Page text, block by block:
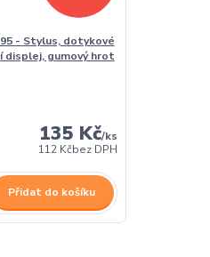
- Stylus, dotykové
displej, gumový hrot
135 Kč/ks
112 Kčbez DPH
Přidat do košíku